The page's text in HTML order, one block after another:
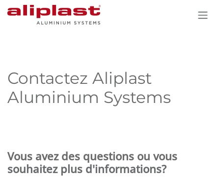
Se rendre au contenu
Contactez Aliplast
Aluminium Systems
Vous avez des questions ou vous
souhaitez plus d'informations?